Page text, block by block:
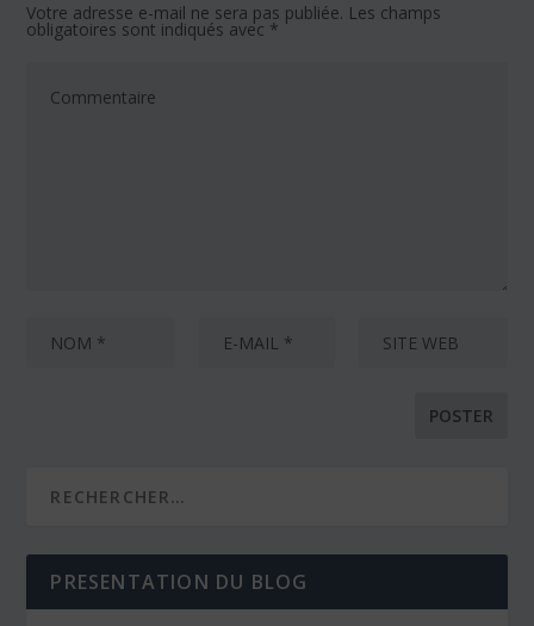
Votre adresse e-mail ne sera pas publiée. Les champs
obligatoires sont indiqués avec *
PRESENTATION DU BLOG